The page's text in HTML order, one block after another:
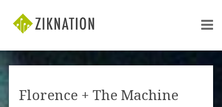
Florence + The Machine